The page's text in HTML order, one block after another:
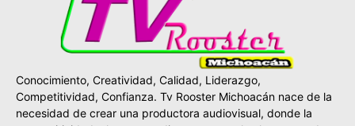
Conocimiento, Creatividad, Calidad, Liderazgo,
Competitividad, Confianza. Tv Rooster Michoacán nace de la
necesidad de crear una productora audiovisual, donde la